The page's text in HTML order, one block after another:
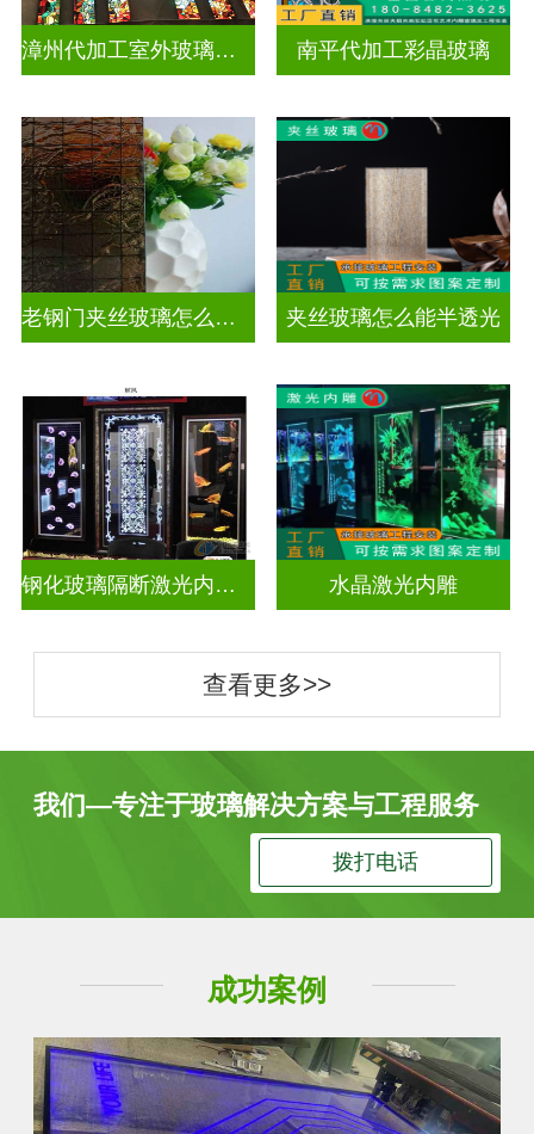
漳州代加工室外玻璃穹顶 南平代加工彩晶玻璃
老钢门夹丝玻璃怎么修复 夹丝玻璃怎么能半透光
钢化玻璃隔断激光内雕护栏玻璃 水晶激光内雕
查看更多>>
我们—专注于玻璃解决方案与工程服务
拨打电话
成功案例